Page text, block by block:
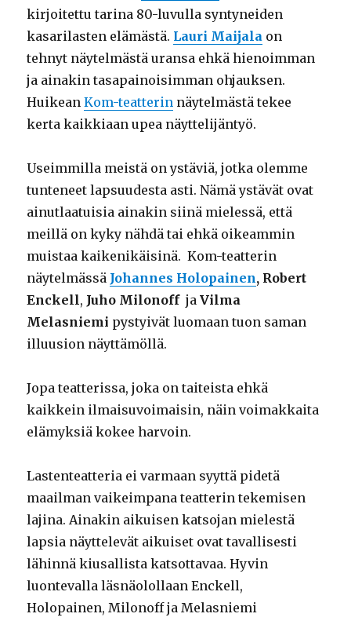
kirjoitettu tarina 80-luvulla syntyneiden
kasarilasten elämästä. Lauri Maijala on
tehnyt näytelmästä uransa ehkä hienoimman
ja ainakin tasapainoisimman ohjauksen.
HuikeanKom-teatterin näytelmästä tekee
kerta kaikkiaan upea näyttelijäntyö.
Useimmilla meistä on ystäviä, jotka olemme
tunteneet lapsuudesta asti. Nämä ystävät ovat
ainutlaatuisia ainakin siinä mielessä, että
meillä on kyky nähdä tai ehkä oikeammin
muistaa kaikenikäisinä. Kom-teatterin
näytelmässä Johannes Holopainen, Robert
Enckell, Juho Milonoffja Vilma
Melasniemi pystyivät luomaan tuon saman
illuusion näyttämöllä.
Jopa teatterissa, joka on taiteista ehkä
kaikkein ilmaisuvoimaisin, näin voimakkaita
elämyksiä kokee harvoin.
Lastenteatteria ei varmaan syyttä pidetä
maailman vaikeimpana teatterin tekemisen
lajina. Ainakin aikuisen katsojan mielestä
lapsia näyttelevät aikuiset ovat tavallisesti
lähinnä kiusallista katsottavaa. Hyvin
luontevalla läsnäolollaan Enckell,
Holopainen, Milonoff ja Melasniemi